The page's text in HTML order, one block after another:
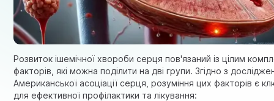
Розвиток ішемічної хвороби серця пов'язаний із цілим
факторів, які можна поділити на дві групи. Згідно з
Американської асоціації серця , розуміння цих факторів є
для ефективної профілактики та лікування: